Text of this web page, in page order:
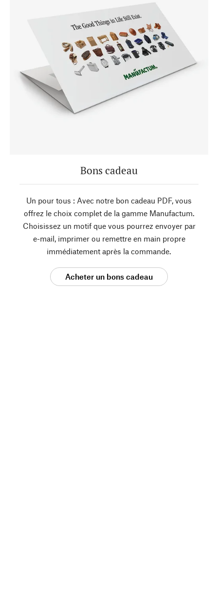
Bons cadeau
Un pour tous : Avec notre bon cadeau PDF, vous
offrez le choix complet de la gamme Manufactum.
Choisissez un motif que vous pourrez envoyer par
e-mail, imprimer ou remettre en main propre
immédiatement après la commande.
Acheter un bons cadeau